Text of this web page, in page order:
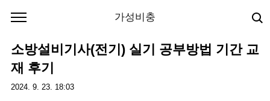
가성비충
소방설비기사(전기) 실기 공부방법 기간 교
재 후기
2024. 9. 23. 18:03